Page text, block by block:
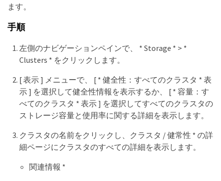
ます。
手順
左側のナビゲーションペインで、 * Storage * > *
Clusters * をクリックします。
[ 表示 ] メニューで、 [ * 健全性：すべてのクラスタ * 表
示 ] を選択して健全性情報を表示するか、 [ * 容量：す
べてのクラスタ * 表示 ] を選択してすべてのクラスタの
ストレージ容量と使用率に関する詳細を表示します。
クラスタの名前をクリックし、クラスタ / 健常性 * の詳
細ページにクラスタのすべての詳細を表示します。
関連情報 *